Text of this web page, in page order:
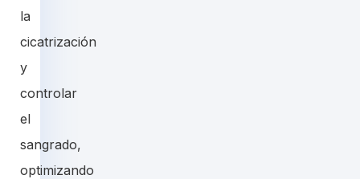
la
cicatrización
y
controlar
el
sangrado,
optimizando